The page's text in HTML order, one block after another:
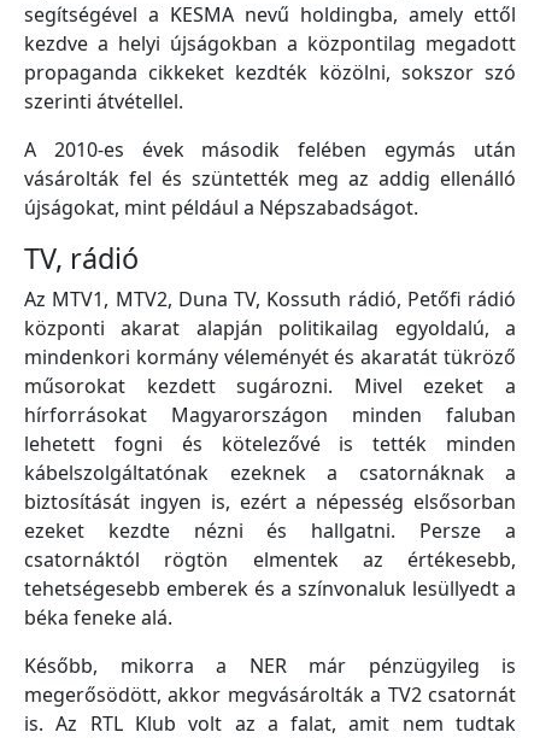
segítségével a KESMA nevű holdingba, amely ettől
kezdve a helyi újságokban a központilag megadott
propaganda cikkeket kezdték közölni, sokszor szó
szerinti átvétellel.
A 2010-es évek második felében egymás után
vásárolták fel és szüntették meg az addig ellenálló
újságokat, mint például a Népszabadságot.
TV, rádió
Az MTV1, MTV2, Duna TV, Kossuth rádió, Petőfi rádió
központi akarat alapján politikailag egyoldalú, a
mindenkori kormány véleményét és akaratát tükröző
műsorokat kezdett sugározni. Mivel ezeket a
hírforrásokat Magyarországon minden faluban
lehetett fogni és kötelezővé is tették minden
kábelszolgáltatónak ezeknek a csatornáknak a
biztosítását ingyen is, ezért a népesség elsősorban
ezeket kezdte nézni és hallgatni. Persze a
csatornáktól rögtön elmentek az értékesebb,
tehetségesebb emberek és a színvonaluk lesüllyedt a
béka feneke alá.
Később, mikorra a NER már pénzügyileg is
megerősödött, akkor megvásárolták a TV2 csatornát
is. Az RTL Klub volt az a falat, amit nem tudtak